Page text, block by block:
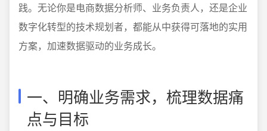
践。无论你是电商数据分析师、业务负责人，还是企业
数字化转型的技术规划者，都能从中获得可落地的实用
方案，加速数据驱动的业务成长。
一、明确业务需求，梳理数据痛
点与目标